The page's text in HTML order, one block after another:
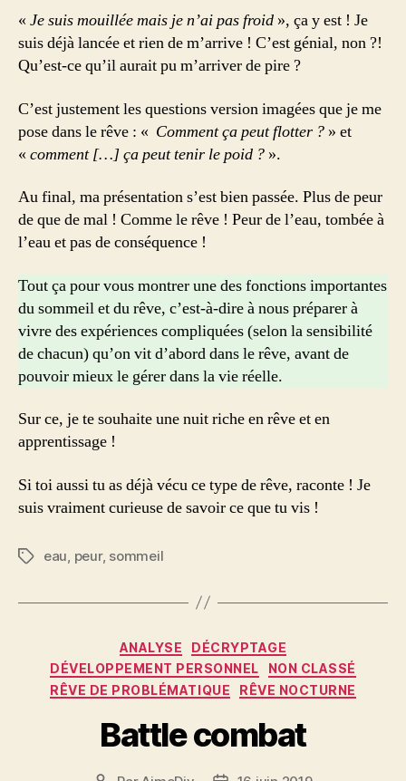
« Je suis mouillée mais je n’ai pas froid », ça y est ! Je
suis déjà lancée et rien de m’arrive ! C’est génial, non ?!
Qu’est-ce qu’il aurait pu m’arriver de pire ?
C’est justement les questions version imagées que je me
pose dans le rêve : « Comment ça peut flotter ? » et
« comment […] ça peut tenir le poid ? ».
Au final, ma présentation s’est bien passée. Plus de peur
de que de mal ! Comme le rêve ! Peur de l’eau, tombée à
l’eau et pas de conséquence !
Tout ça pour vous montrer une des fonctions importantes
du sommeil et du rêve, c’est-à-dire à nous préparer à
vivre des expériences compliquées (selon la sensibilité
de chacun) qu’on vit d’abord dans le rêve, avant de
pouvoir mieux le gérer dans la vie réelle.
Sur ce, je te souhaite une nuit riche en rêve et en
apprentissage !
Si toi aussi tu as déjà vécu ce type de rêve, raconte ! Je
suis vraiment curieuse de savoir ce que tu vis !
Étiquettes
eau, peur, sommeil
Catégories
ANALYSE
DÉCRYPTAGE
DÉVELOPPEMENT PERSONNEL
NON CLASSÉ
RÊVE DE PROBLÉMATIQUE
RÊVE NOCTURNE
Battle combat